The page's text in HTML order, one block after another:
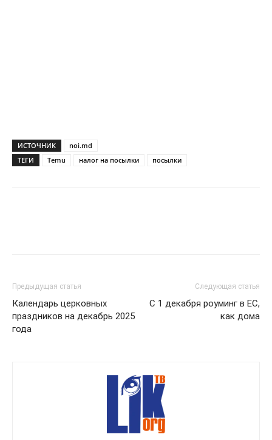
ИСТОЧНИК
noi.md
ТЕГИ
Temu налог на посылки посылки
Предыдущая статья
Календарь церковных
праздников на декабрь 2025
года
Следующая статья
С 1 декабря роуминг в ЕС,
как дома